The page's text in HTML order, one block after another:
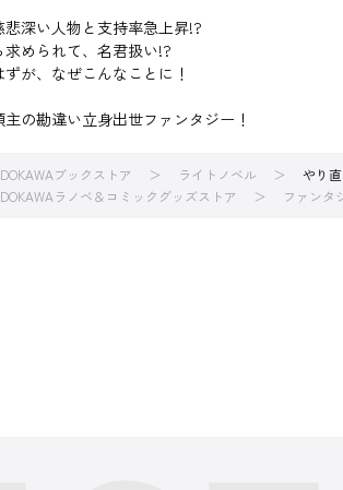
深い人物と支持率急上昇!?
められて、名君扱い!?
が、なぜこんなことに！
の勘違い立身出世ファンタジー！
ブックストア ライトノベル
やり
ラノベ＆コミックグッズストア ファンタ